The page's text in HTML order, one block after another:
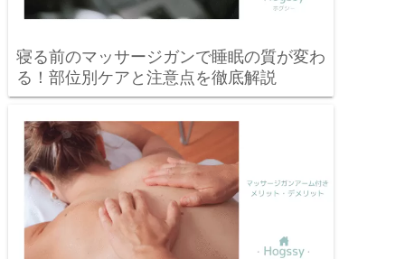
寝る前のマッサージガンで睡眠の質が変わ
る！部位別ケアと注意点を徹底解説